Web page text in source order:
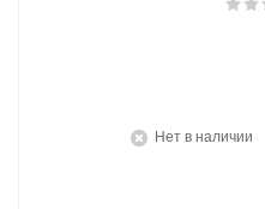
Нет в наличии